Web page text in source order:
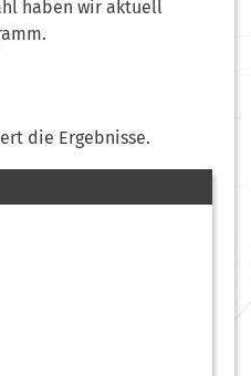
haben wir aktuell
die Ergebnisse.